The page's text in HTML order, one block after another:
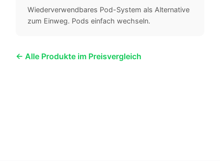
Wiederverwendbares Pod-System als Alternative
zum Einweg. Pods einfach wechseln.
← Alle Produkte im Preisvergleich